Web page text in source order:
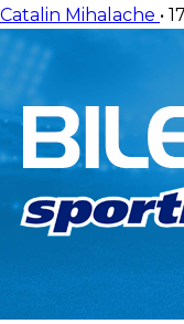
Catalin Mihalache •